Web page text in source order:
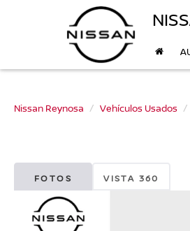
Nissan Reynosa Vehículos Usados
FOTOS VISTA 360